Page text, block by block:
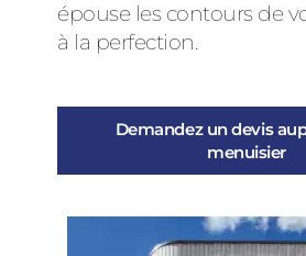
épouse les contours de
à la perfection.
Demandez un devis
menuisier